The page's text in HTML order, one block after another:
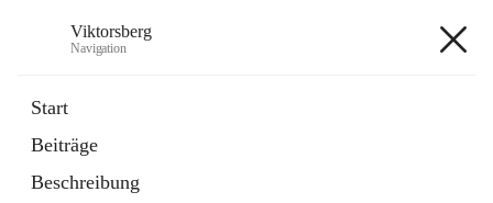
Viktorsberg
Navigation
Start
Beiträge
Beschreibung
1 Schnellzugriff